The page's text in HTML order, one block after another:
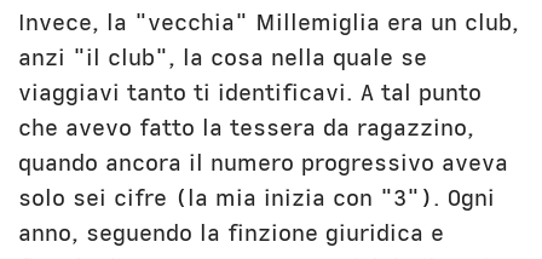
Invece, la "vecchia" Millemiglia era un club,
anzi "il club", la cosa nella quale se
viaggiavi tanto ti identificavi. A tal punto
che avevo fatto la tessera da ragazzino,
quando ancora il numero progressivo aveva
solo sei cifre (la mia inizia con "3"). Ogni
anno, seguendo la finzione giuridica e